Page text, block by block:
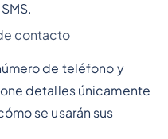
contacto
de teléfono y
detalles únicamente
se usarán sus